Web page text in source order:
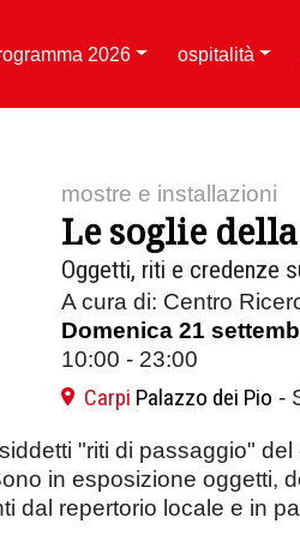
2026 ospitalità
mostre e installazioni
Le soglie
Oggetti, riti e credenze
A cura di: Centro
Domenica 21
10:00 - 23:00
Carpi Palazzo dei Pio -
"riti di passaggio"
in esposizione oggetti,
dal repertorio locale e in